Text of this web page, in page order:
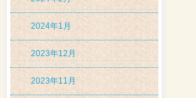
2024年1月
2023年12月
2023年11月